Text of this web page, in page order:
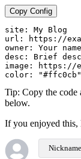
Copy Config
site: My Blog
url: https://
owner: Your name
desc: Brief
image: https://
color: "#ffc0cb"
Tip: Copy the code
below.
If you enjoyed this,
Nickname